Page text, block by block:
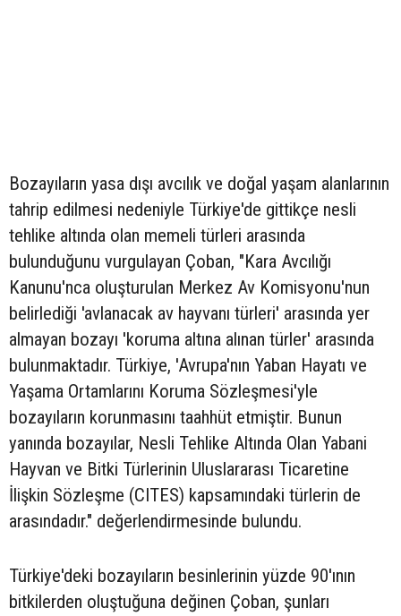
Bozayıların yasa dışı avcılık ve doğal yaşam alanlarının
tahrip edilmesi nedeniyle Türkiye'de gittikçe nesli
tehlike altında olan memeli türleri arasında
bulunduğunu vurgulayan Çoban, "Kara Avcılığı
Kanunu'nca oluşturulan Merkez Av Komisyonu'nun
belirlediği 'avlanacak av hayvanı türleri' arasında yer
almayan bozayı 'koruma altına alınan türler' arasında
bulunmaktadır. Türkiye, 'Avrupa'nın Yaban Hayatı ve
Yaşama Ortamlarını Koruma Sözleşmesi'yle
bozayıların korunmasını taahhüt etmiştir. Bunun
yanında bozayılar, Nesli Tehlike Altında Olan Yabani
Hayvan ve Bitki Türlerinin Uluslararası Ticaretine
İlişkin Sözleşme (CITES) kapsamındaki türlerin de
arasındadır." değerlendirmesinde bulundu.
Türkiye'deki bozayıların besinlerinin yüzde 90'ının
bitkilerden oluştuğuna değinen Çoban, şunları